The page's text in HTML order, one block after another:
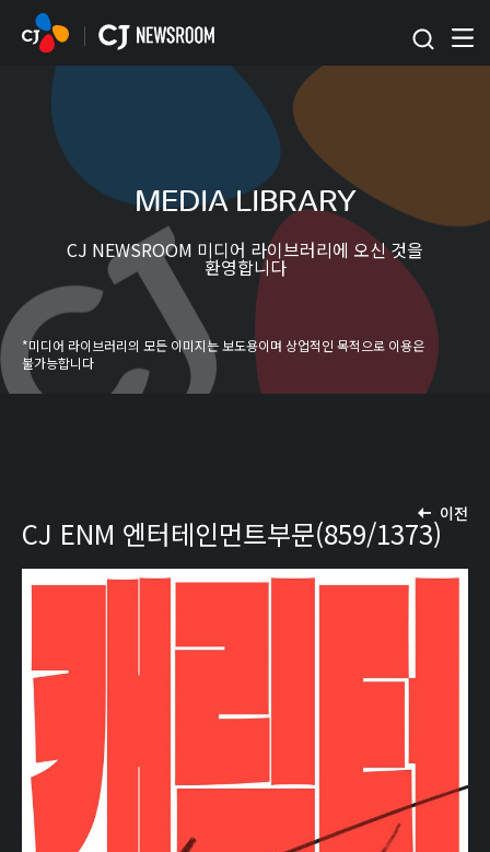
본문 바로가기
MEDIA LIBRARY
CJ NEWSROOM 미디어 라이브러리에 오신 것을
환영합니다
*미디어 라이브러리의 모든 이미지는 보도용이며 상업적인 목적으로 이용은
불가능합니다
이전
CJ ENM 엔터테인먼트부문(859/1373)